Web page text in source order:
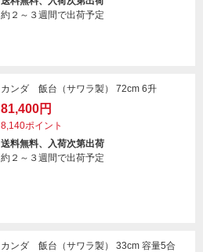
約２～３週間で出荷予定
カンダ 飯台（サワラ製） 72cm 6升
81,400円
8,140ポイント
送料無料、入荷次第出荷
約２～３週間で出荷予定
カンダ 飯台（サワラ製） 33cm 容量5合